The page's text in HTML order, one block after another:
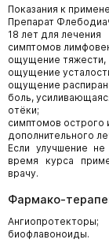
Показания к
Препарат
18 лет для лечения
симптомов
ощущение тяжести,
ощущение
ощущение
боль,
отёки;
симптомов острого
дополнительного
Если улучшение
время курса
врачу.
Фармако-
биофлавоноиды.